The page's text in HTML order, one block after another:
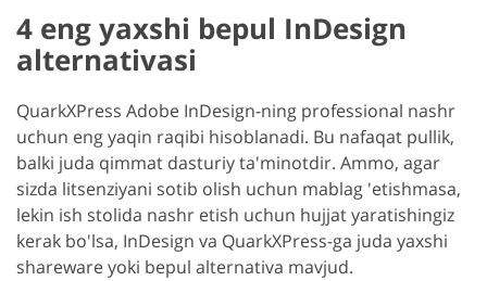
4 eng yaxshi bepul InDesign
alternativasi
QuarkXPress Adobe InDesign-ning professional nashr
uchun eng yaqin raqibi hisoblanadi. Bu nafaqat pullik,
balki juda qimmat dasturiy ta'minotdir. Ammo, agar
sizda litsenziyani sotib olish uchun mablag 'etishmasa,
lekin ish stolida nashr etish uchun hujjat yaratishingiz
kerak bo'lsa, InDesign va QuarkXPress-ga juda yaxshi
shareware yoki bepul alternativa mavjud.